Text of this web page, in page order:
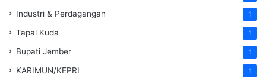
Industri & Perdagangan 1
Tapal Kuda 1
Bupati Jember 1
KARIMUN/KEPRI 1